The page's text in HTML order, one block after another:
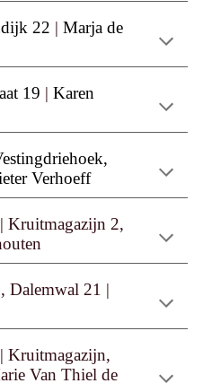
22 | Marja de
19 | Karen
,
Verhoeff
Kruitmagazijn 2,
Dalemwal 21 |
|Kruitmagazijn,
Van Thiel de